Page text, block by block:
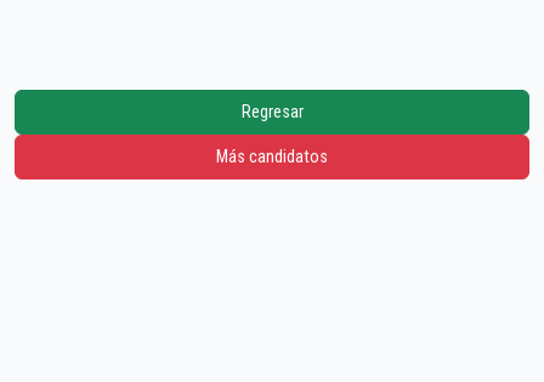
Regresar
Más candidatos